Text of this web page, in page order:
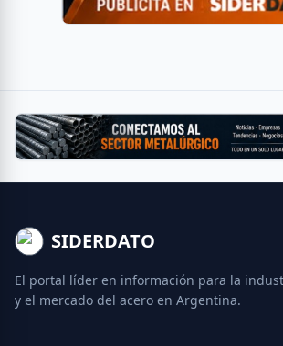
SIDERDATO
El portal líder en información para la
y el mercado del acero en Argentina.